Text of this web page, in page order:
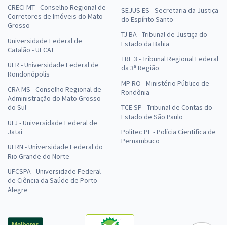
CRECI MT - Conselho Regional de
Corretores de Imóveis do Mato
Grosso
Universidade Federal de
Catalão - UFCAT
UFR - Universidade Federal de
Rondonópolis
CRA MS - Conselho Regional de
Administração do Mato Grosso
do Sul
UFJ - Universidade Federal de
Jataí
UFRN - Universidade Federal do
Rio Grande do Norte
UFCSPA - Universidade Federal
de Ciência da Saúde de Porto
Alegre
SEJUS ES - Secretaria da Justiça
do Espírito Santo
TJ BA - Tribunal de Justiça do
Estado da Bahia
TRF 3 - Tribunal Regional Federal
da 3ª Região
MP RO - Ministério Público de
Rondônia
TCE SP - Tribunal de Contas do
Estado de São Paulo
Politec PE - Polícia Científica de
Pernambuco